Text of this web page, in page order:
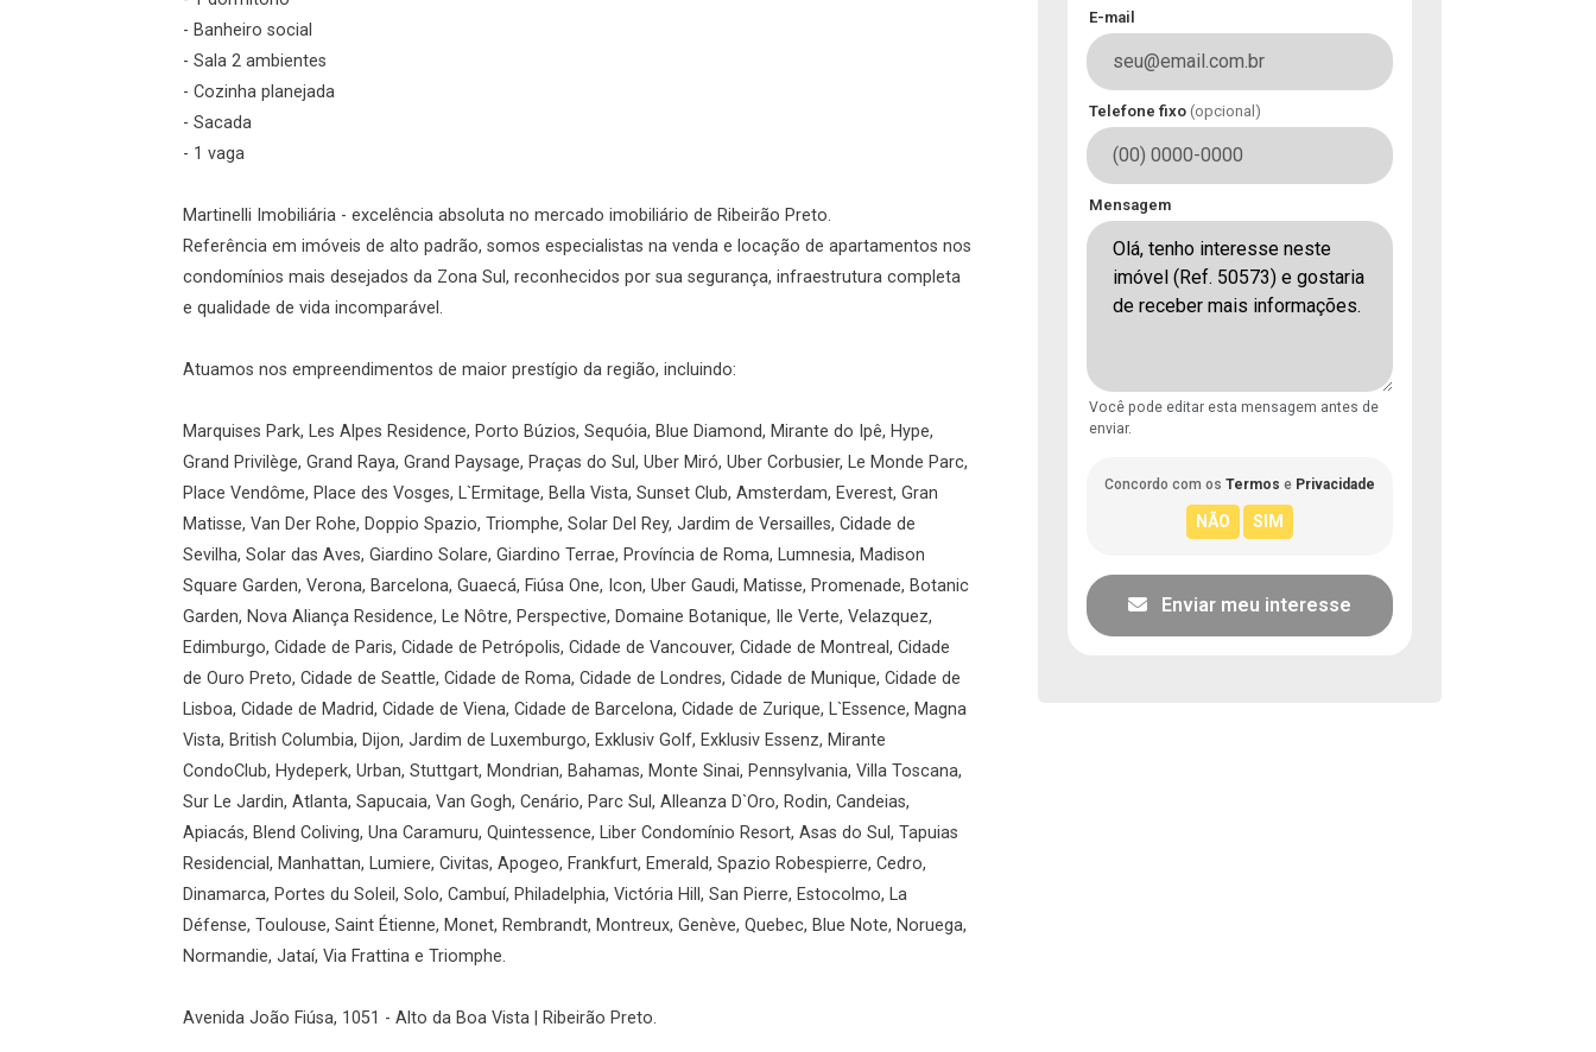
- Banheiro social
- Sala 2 ambientes
- Cozinha planejada
- Sacada
- 1 vaga
Martinelli Imobiliária - excelência absoluta no mercado imobiliário de Ribeirão Preto.
Referência em imóveis de alto padrão, somos especialistas na venda e locação de apartamentos nos
condomínios mais desejados da Zona Sul, reconhecidos por sua segurança, infraestrutura completa
e qualidade de vida incomparável.
Atuamos nos empreendimentos de maior prestígio da região, incluindo:
Marquises Park, Les Alpes Residence, Porto Búzios, Sequóia, Blue Diamond, Mirante do Ipê, Hype,
Grand Privilège, Grand Raya, Grand Paysage, Praças do Sul, Uber Miró, Uber Corbusier, Le Monde Parc,
Place Vendôme, Place des Vosges, L`Ermitage, Bella Vista, Sunset Club, Amsterdam, Everest, Gran
Matisse, Van Der Rohe, Doppio Spazio, Triomphe, Solar Del Rey, Jardim de Versailles, Cidade de
Sevilha, Solar das Aves, Giardino Solare, Giardino Terrae, Província de Roma, Lumnesia, Madison
Square Garden, Verona, Barcelona, Guaecá, Fiúsa One, Icon, Uber Gaudi, Matisse, Promenade, Botanic
Garden, Nova Aliança Residence, Le Nôtre, Perspective, Domaine Botanique, Ile Verte, Velazquez,
Edimburgo, Cidade de Paris, Cidade de Petrópolis, Cidade de Vancouver, Cidade de Montreal, Cidade
de Ouro Preto, Cidade de Seattle, Cidade de Roma, Cidade de Londres, Cidade de Munique, Cidade de
Lisboa, Cidade de Madrid, Cidade de Viena, Cidade de Barcelona, Cidade de Zurique, L`Essence, Magna
Vista, British Columbia, Dijon, Jardim de Luxemburgo, Exklusiv Golf, Exklusiv Essenz, Mirante
CondoClub, Hydeperk, Urban, Stuttgart, Mondrian, Bahamas, Monte Sinai, Pennsylvania, Villa Toscana,
Sur Le Jardin, Atlanta, Sapucaia, Van Gogh, Cenário, Parc Sul, Alleanza D`Oro, Rodin, Candeias,
Apiacás, Blend Coliving, Una Caramuru, Quintessence, Liber Condomínio Resort, Asas do Sul, Tapuias
Residencial, Manhattan, Lumiere, Civitas, Apogeo, Frankfurt, Emerald, Spazio Robespierre, Cedro,
Dinamarca, Portes du Soleil, Solo, Cambuí, Philadelphia, Victória Hill, San Pierre, Estocolmo, La
Défense, Toulouse, Saint Étienne, Monet, Rembrandt, Montreux, Genève, Quebec, Blue Note, Noruega,
Normandie, Jataí, Via Frattina e Triomphe.
Avenida João Fiúsa, 1051 - Alto da Boa Vista | Ribeirão Preto.
E-mail
Telefone fixo (opcional)
Mensagem
Você pode editar esta mensagem antes de
enviar.
Concordo com os Termos e Privacidade
Enviar meu interesse